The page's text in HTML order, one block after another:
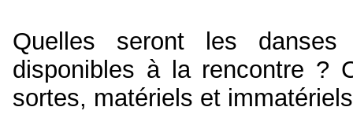
Quelles seront les
disponibles à la rencontre ?
sortes, matériels et